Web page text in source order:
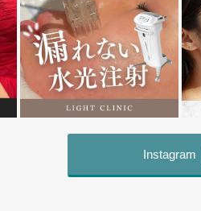
Instagram